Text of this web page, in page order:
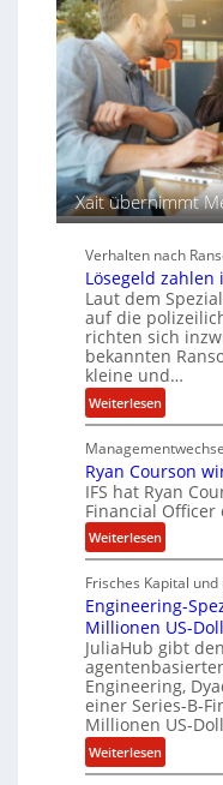
n
a
u
f
d
e
r
S
p
u
h
A
g
e
n
c
y
a
r
e
i
t
e
n
u
s
m
m
e
n
Xait übernimmt
Verhalten nach
Lösegeld zahlen
Laut dem
auf die
richten sich
bekannten
kleine und…
Weiterlesen:
L
ö
s
e
g
e
l
d
z
a
h
l
e
n
i
s
Ryan Courson
IFS hat Ryan
Financial Officer
Weiterlesen:
R
y
a
n
C
o
u
r
s
o
Frisches Kapital
Engineering-
Millionen US-
JuliaHub gibt
Engineering,
einer Series-B-
Millionen US-
Weiterlesen:
E